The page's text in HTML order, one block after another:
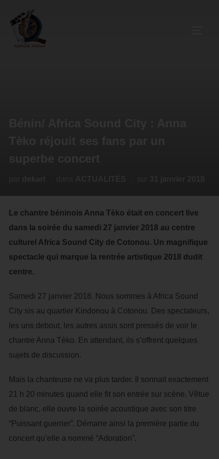
Le chantre béninois Anna Tèko était en concert live
dans la soirée du samedi 27 janvier 2018 au centre
culturel Africa Sound City de Cotonou. Un magnifique
spectacle qui marque la rentrée artistique 2018 dudit
centre.
Samedi 27 janvier 2018. Nous sommes à Africa Sound
City sis au quartier Kindonou à Cotonou. Des spectateurs,
les uns debout, les autres assis sont pressés de voir le
chantre Anna Tèko. En attendant, ils s’offrent quelques
sujets de discussion.
Mais la chanteuse ne va plus tarder. Il sonnait exactement
21 h 20 minutes quand elle fit son entrée sur scène. Vêtue
de blanc, elle ouvre la soirée acoustique avec son titre
“Puissant guerrier”. Démarre ainsi la première partie du
concert qu’elle a nommé “Adoration”.